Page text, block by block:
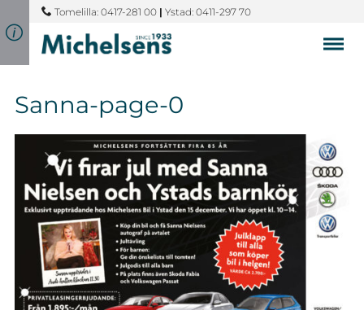
Tomelilla: 0417-281 00 | Ystad: 0411-297 70
Sanna-page-0